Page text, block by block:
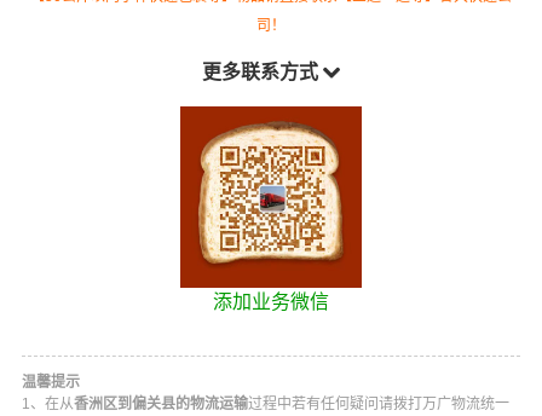
司！
更多联系方式
添加业务微信
温馨提示
1、在从香洲区到偏关县的物流运输过程中若有任何疑问请拨打 万广物流统一